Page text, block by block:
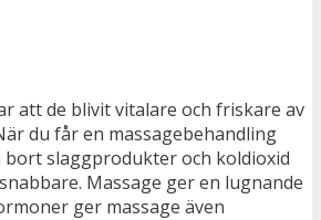
att de blivit vitalare och friskare av
du får en massagebehandling
slaggprodukter och koldioxid
Massage ger en lugnande
ger massage även